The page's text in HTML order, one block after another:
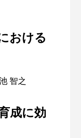
おける
智之
成に効